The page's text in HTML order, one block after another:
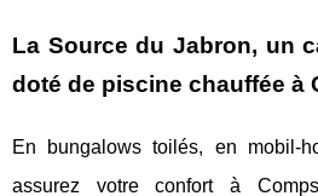
La Source du Jabron, un
doté de piscine chauffée à
En bungalows toilés, en mobil-
assurez votre confort à